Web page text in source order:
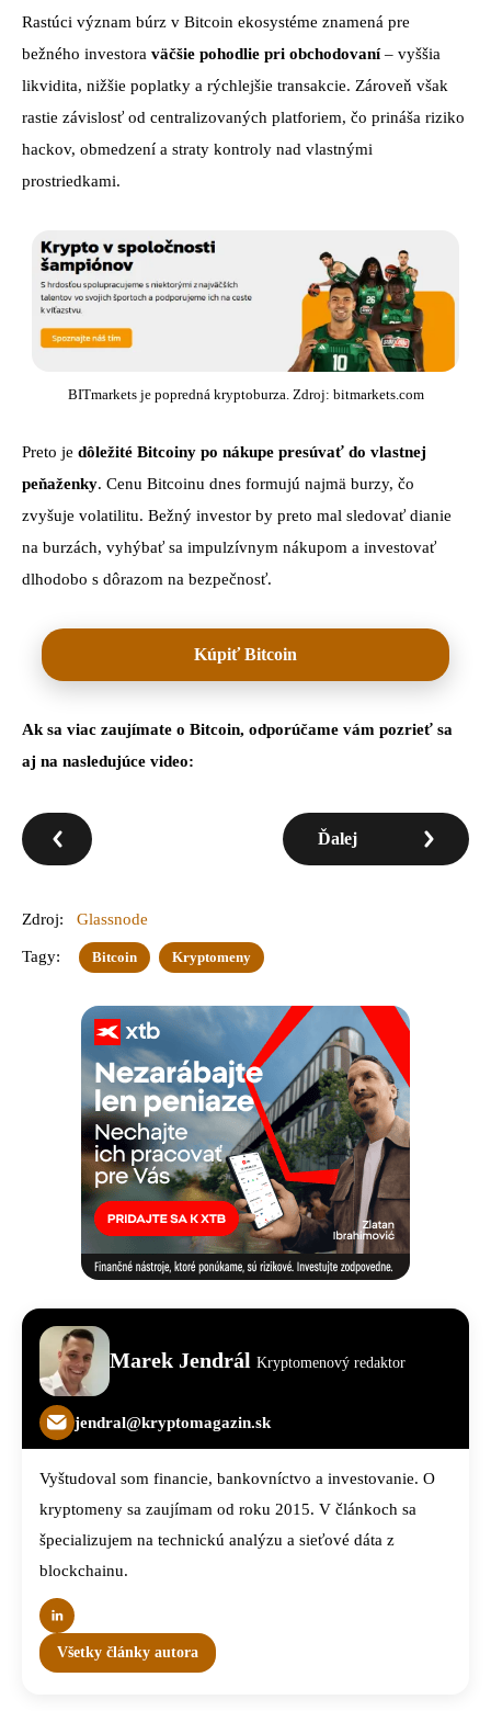
Rastúci význam búrz v Bitcoin ekosystéme znamená pre
bežného investora väčšie pohodlie pri obchodovaní– vyššia
likvidita, nižšie poplatky a rýchlejšie transakcie. Zároveň však
rastie závislosť od centralizovaných platforiem, čo prináša riziko
hackov, obmedzení a straty kontroly nad vlastnými
prostriedkami.
BITmarkets je popredná kryptoburza. Zdroj: bitmarkets.com
Preto je dôležité Bitcoiny po nákupe presúvať do vlastnej
peňaženky. Cenu Bitcoinu dnes formujú najmä burzy, čo
zvyšuje volatilitu. Bežný investor by preto mal sledovať dianie
na burzách, vyhýbať sa impulzívnym nákupom a investovať
dlhodobo s dôrazom na bezpečnosť.
Kúpiť Bitcoin
Ak sa viac zaujímate o Bitcoin, odporúčame vám pozrieť sa
aj na nasledujúce video:
Ďalej
Zdroj: Glassnode
Tagy: Bitcoin Kryptomeny
Marek Jendrál Kryptomenový redaktor
jendral@kryptomagazin.sk
Vyštudoval som financie, bankovníctvo a investovanie. O
kryptomeny sa zaujímam od roku 2015. V článkoch sa
špecializujem na technickú analýzu a sieťové dáta z
blockchainu.
Všetky články autora